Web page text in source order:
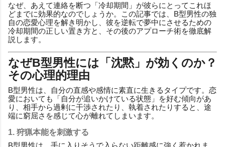
なぜ、あえて連絡を断つ「冷却期間」が彼らにとってこれほ
どまでに効果的なのでしょうか。この記事では、B型男性の独
自の恋愛心理を解き明かし、彼を逆転で夢中にさせるための
冷却期間の正しい置き方と、その後のアプローチ術を徹底解
説します。
なぜB型男性には「沈黙」が効くのか？
その心理的理由
B型男性は、自分の直感や感情に素直に生きるタイプです。恋
愛においても「自分が追いかけている状態」を好む傾向があ
り、相手から過剰に干渉されたり、執着されたりすると、途
端に窮屈さを感じて心が離れてしまいます。
1. 狩猟本能を刺激する
B型男性は、手に入りそうで入らない距離感に強く惹かれま